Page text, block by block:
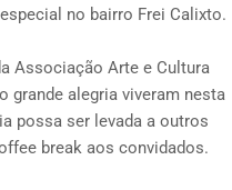
no bairro Frei Calixto.
Associação Arte e Cultura
grande alegria viveram nesta
possa ser levada a outros
break aos convidados.